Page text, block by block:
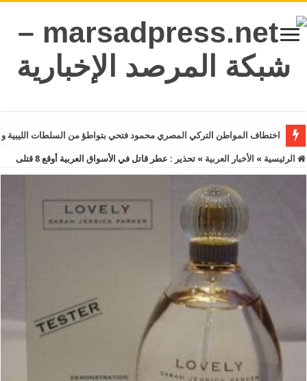
اختطاف المواطن التركي المصري محمود فتحي بتواطؤ من السلطات
الرئيسية » الأخبار العربية » تحذير : عطر قاتل في الأسواق العربية أوقع 8 قتلى